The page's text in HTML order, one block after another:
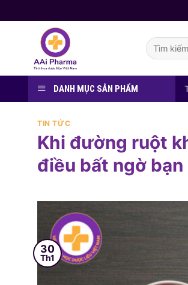
to
Tìm
kiếm:
DANH MỤC SẢN PHẨM
TIN TỨC
Khi đường ruột
điều bất ngờ
30
Th1